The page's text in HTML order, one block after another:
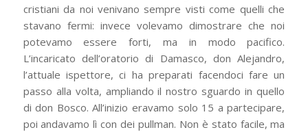
cristiani da noi venivano sempre visti come quelli che
stavano fermi: invece volevamo dimostrare che noi
potevamo essere forti, ma in modo pacifico.
L’incaricato dell’oratorio di Damasco, don Alejandro,
l’attuale ispettore, ci ha preparati facendoci fare un
passo alla volta, ampliando il nostro sguardo in quello
di don Bosco. All’inizio eravamo solo 15 a partecipare,
poi andavamo lì con dei pullman. Non è stato facile, ma